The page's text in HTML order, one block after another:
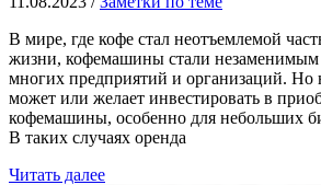
В мире, где кофе стал неотъемлемой
жизни, кофемашины стали незаменимым
многих предприятий и организаций. Но
может или желает инвестировать в
кофемашины, особенно для небольших
В таких случаях оренда
Читать далее